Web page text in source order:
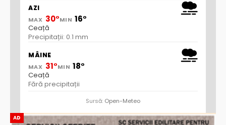
AD
AZI
MAX 30°MIN 16°
Ceață
Precipitații: 0.1 mm
MÂINE
MAX 31°MIN 18°
Ceață
Fără precipitații
Sursă: Open-Meteo